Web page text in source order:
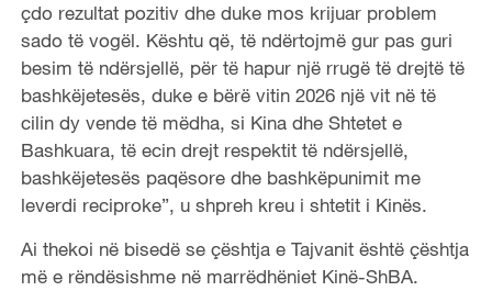
çdo rezultat pozitiv dhe duke mos krijuar problem
sado të vogël. Kështu që, të ndërtojmë gur pas guri
besim të ndërsjellë, për të hapur një rrugë të drejtë të
bashkëjetesës, duke e bërë vitin 2026 një vit në të
cilin dy vende të mëdha, si Kina dhe Shtetet e
Bashkuara, të ecin drejt respektit të ndërsjellë,
bashkëjetesës paqësore dhe bashkëpunimit me
leverdi reciproke”, u shpreh kreu i shtetit i Kinës.
Ai thekoi në bisedë se çështja e Tajvanit është çështja
më e rëndësishme në marrëdhëniet Kinë-ShBA.